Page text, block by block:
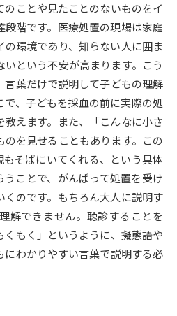
新学年スタート号特集ページ
（高2生用）
調べる
実施プログラムから探す
夢ナビライブ
資料検索
ことや見たことのないものをイ
段階です。医療処置の現場は家庭
の環境であり、知らない人に囲ま
という不安が高まります。こう
言葉だけで説明して子どもの理解
、子どもを採血の前に実際の処
えます。また、「こんなに小さ
のを見せることもあります。この
そばにいてくれる、という具体
ことで、がんばって処置を受け
くのです。もちろん大人に説明す
解できません。聴診することを
くもく」というように、擬態語や
わかりやすい言葉で説明する必